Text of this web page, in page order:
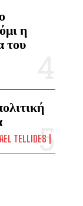
η
του
TELLIDES